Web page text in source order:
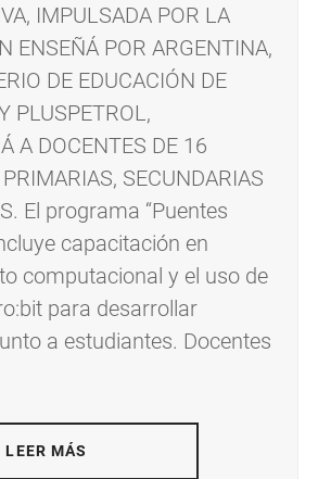
IMPULSADA POR LA
ENSEÑÁ POR ARGENTINA,
DE EDUCACIÓN DE
PLUSPETROL,
A DOCENTES DE 16
SECUNDARIAS
El programa “Puentes
capacitación en
computacional y el uso de
para desarrollar
a estudiantes. Docentes
LEER MÁS